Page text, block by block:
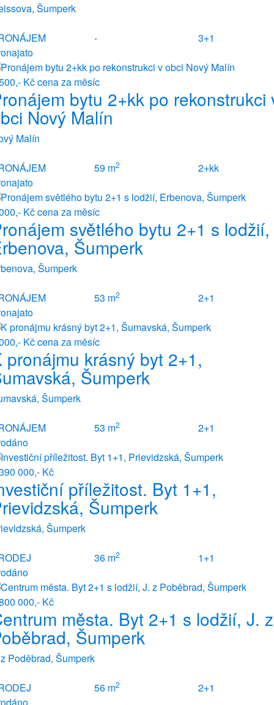
Šumperk
-
3+1
Kčcena za měsíc
bytu 2+kk po rekonstrukci
Nový Malín
Malín
59 m2
2+kk
Kčcena za měsíc
světlého bytu 2+1 s lodžií,
Šumperk
Šumperk
53 m2
2+1
Kčcena za měsíc
pronájmu krásný byt 2+1,
Šumperk
Šumperk
53 m2
2+1
000,- Kč
příležitost. Byt 1+1,
Šumperk
Šumperk
36 m2
1+1
000,- Kč
města. Byt 2+1 s lodžií, J. z
Šumperk
Poděbrad, Šumperk
56 m2
2+1